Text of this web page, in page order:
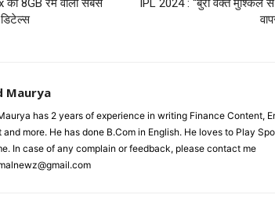
8GB रैम वाला सबसे
IPL 2024 : “बुरा वक्त मुश्किल
Maurya
has 2 years of experience in writing Finance Content,
more. He has done B.Com in English. He loves to Play
In case of any complain or feedback, please contact me